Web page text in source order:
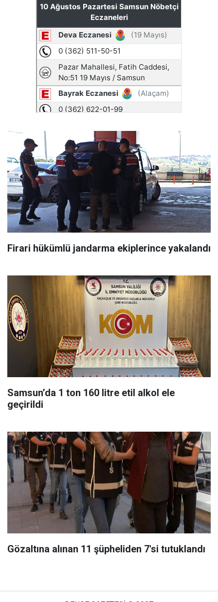
Firari hükümlü jandarma ekiplerince yakalandı
Samsun’da 1 ton 160 litre etil alkol ele
geçirildi
Gözaltına alınan 11 şüpheliden 7'si tutuklandı